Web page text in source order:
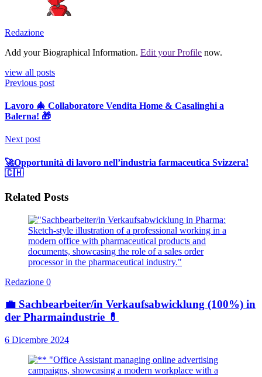
Redazione
Add your Biographical Information. Edit your Profile now.
view all posts
Previous post
Lavoro 🎄 Collaboratore Vendita Home & Casalinghi a
Balerna! 🎁
Next post
🚀Opportunità di lavoro nell’industria farmaceutica Svizzera!
🇨🇭
Related Posts
Redazione 0
💼 Sachbearbeiter/in Verkaufsabwicklung (100%) in
der Pharmaindustrie 💊
6 Dicembre 2024